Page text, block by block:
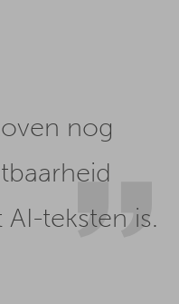
nog
teksten is.